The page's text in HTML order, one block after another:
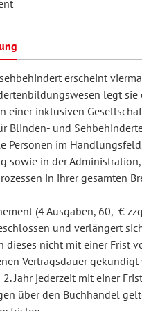
Schule und Unterricht
Arbeit
und
und
Forum
für
erscheint
legt
einer inklusiven
Blinden- und
Personen im
sowie in der
in ihrer gesamten
(4 Ausgaben, 60,- €
und verlängert
dieses nicht mit einer Frist
Vertragsdauer
2. Jahr jederzeit mit einer
über den Buchhandel